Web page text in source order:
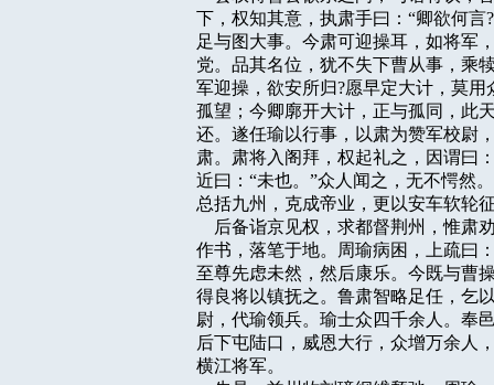
下，权知其意，执肃手曰：“卿欲何
足与图大事。今肃可迎操耳，如将军
党。品其名位，犹不失下曹从事，乘
军迎操，欲安所归?愿早定大计，莫
孤望；今卿廓开大计，正与孤同，此
还。遂任瑜以行事，以肃为赞军校尉
肃。肃将入阁拜，权起礼之，因谓曰
近曰：“未也。”众人闻之，无不愕然
总括九州，克成帝业，更以安车软轮
后备诣京见权，求都督荆州，惟
作书，落笔于地。周瑜病困，上疏曰
至尊先虑未然，然后康乐。今既与曹
得良将以镇抚之。鲁肃智略足任，乞
尉，代瑜领兵。瑜士众四千余人。奉
后下屯陆口，威恩大行，众增万余人
横江将军。